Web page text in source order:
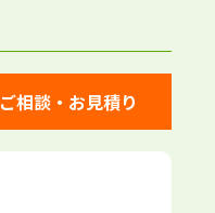
ご相談・お見積り